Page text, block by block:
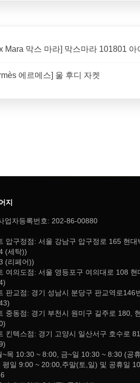
Mara 막스 마라] 막스마라 101801 아
에르메스] 울 후디 자켓
지
업자등록번호: 202-86-00880
압구정점: 서울 강남구 압구정로 165 현
(세탁))
(리페어))
여의도점: 서울 영등포구 여의대로 108
판교점: 경기 성남시 분당구 판교역로146
중동점: 경기 부천시 원미구 길주로 180,
킨텍스점: 경기 고양시 일산서구 호수로
목 10:30 ~ 8:00, 금~일 10:30 ~ 8:30 (공
평일 9:00 ~ 20:00,주말(토,일) 및 공휴일